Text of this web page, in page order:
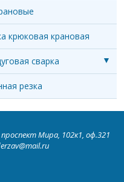
крюковая крановая
сварка
резка
Мира, 102к1, оф.321